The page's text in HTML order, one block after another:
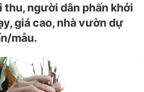
thu, người dân phấn khởi
giá cao, nhà vườn dự
mẫu.